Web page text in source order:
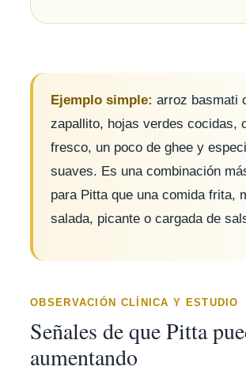
Ejemplo simple: arroz basmati
zapallito, hojas verdes cocidas,
fresco, un poco de ghee y
suaves. Es una combinación
para Pitta que una comida frita,
salada, picante o cargada de
OBSERVACIÓN CLÍNICA Y ESTUDIO
Señales de que Pitta
aumentando